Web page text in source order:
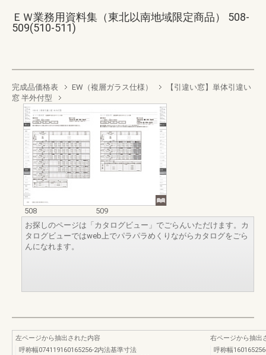
ＥＷ業務用資料集（東北以南地域限定商品） 508-
509(510-511)
完成品価格表 EW（複層ガラス仕様）
【引違い窓】単体引違い
窓 半外付型
508
509
お探しのページは「カタログビュー」でごらんいただけます。カ
タログビューではweb上でパラパラめくりながらカタログをごら
んになれます。
左ページから抽出された内容
呼称幅074119160165256-2内法基準寸法
右ページから抽出
呼称幅